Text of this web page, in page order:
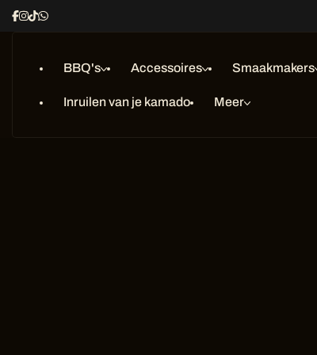
naar
BBQ's Accessoires Smaakmakers
Inruilen van je kamado Meer